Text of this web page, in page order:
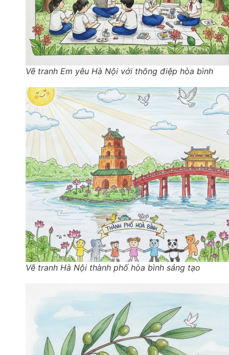
Vẽ tranh Em yêu Hà Nội với thông điệp hòa bình
Vẽ tranh Hà Nội thành phố hòa bình sáng tạo